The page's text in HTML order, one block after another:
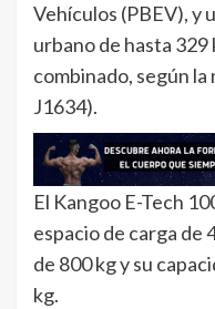
Vehículos (PBEV), y
urbano de hasta 329
combinado, según
J1634).
El Kangoo E-Tech
espacio de carga de
de 800 kg y su
kg.